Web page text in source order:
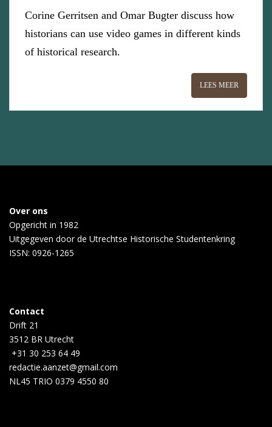
Corine Gerritsen and Omar Bugter discuss how
historians can use video games in different kinds
of historical research.
LEES MEER
Over ons
Opgericht in 1982
Uitgegeven door de Utrechtse Historische Studentenkring
ISSN: 0926-1265
Contact
Drift 21
3512 BR Utrecht
+31 30 253 64 49
redactie.aanzet@gmail.com
NL45 TRIO 0379 4550 80